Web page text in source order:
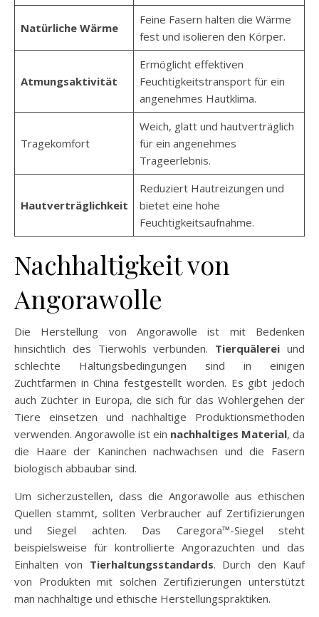
Natürliche Wärme
Feine Fasern halten die Wärme
fest und isolieren den Körper.
Atmungsaktivität
Ermöglicht effektiven
Feuchtigkeitstransport für ein
angenehmes Hautklima.
Tragekomfort
Weich, glatt und hautverträglich
für ein angenehmes
Trageerlebnis.
Hautverträglichkeit
Reduziert Hautreizungen und
bietet eine hohe
Feuchtigkeitsaufnahme.
Nachhaltigkeit von
Angorawolle
Die Herstellung von Angorawolle ist mit Bedenken
hinsichtlich des Tierwohls verbunden. Tierquälerei und
schlechte Haltungsbedingungen sind in einigen
Zuchtfarmen in China festgestellt worden. Es gibt jedoch
auch Züchter in Europa, die sich für das Wohlergehen der
Tiere einsetzen und nachhaltige Produktionsmethoden
verwenden. Angorawolle ist ein nachhaltiges Material, da
die Haare der Kaninchen nachwachsen und die Fasern
biologisch abbaubar sind.
Um sicherzustellen, dass die Angorawolle aus ethischen
Quellen stammt, sollten Verbraucher auf Zertifizierungen
und Siegel achten. Das Caregora™-Siegel steht
beispielsweise für kontrollierte Angorazuchten und das
Einhalten von Tierhaltungsstandards. Durch den Kauf
von Produkten mit solchen Zertifizierungen unterstützt
man nachhaltige und ethische Herstellungspraktiken.